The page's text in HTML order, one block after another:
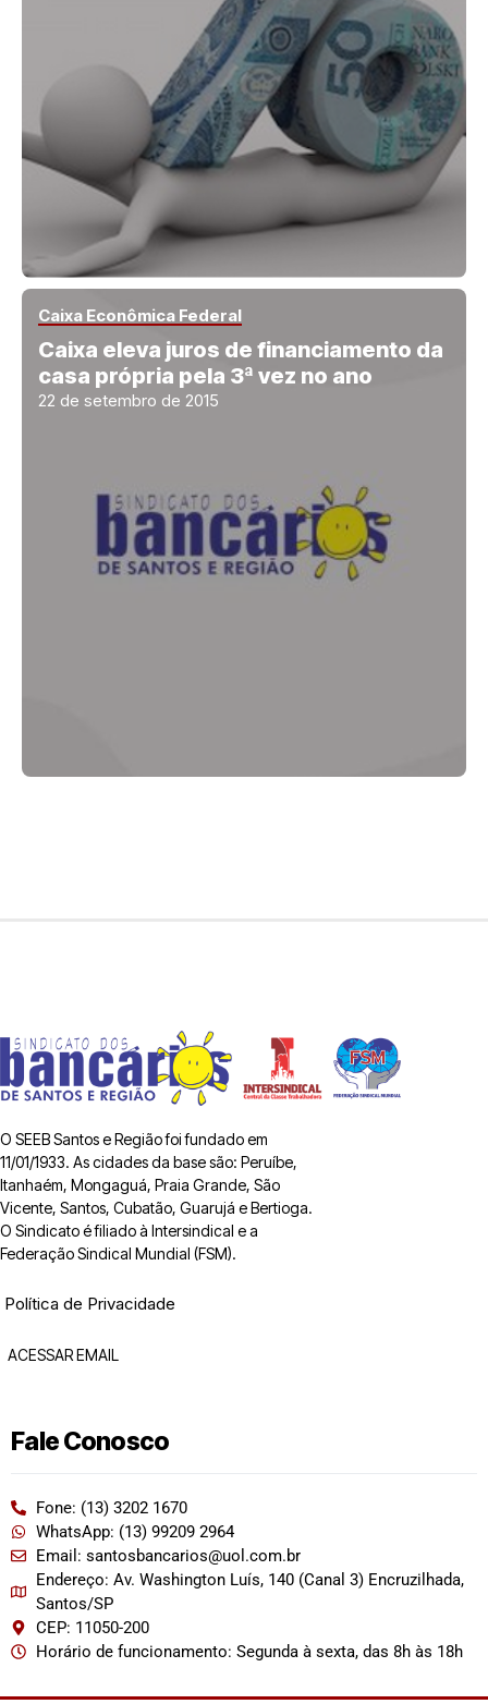
Caixa Econômica Federal
Caixa eleva juros de financiamento da
casa própria pela 3ª vez no ano
22 de setembro de 2015
O SEEB Santos e Região foi fundado em
11/01/1933. As cidades da base são: Peruíbe,
Itanhaém, Mongaguá, Praia Grande, São
Vicente, Santos, Cubatão, Guarujá e Bertioga.
O Sindicato é filiado à Intersindical e a
Federação Sindical Mundial (FSM).
Política de Privacidade
ACESSAR EMAIL
Fale Conosco
Fone: (13) 3202 1670
WhatsApp: (13) 99209 2964
Email: santosbancarios@uol.com.br
Endereço: Av. Washington Luís, 140 (Canal 3) Encruzilhada,
Santos/SP
CEP: 11050-200
Horário de funcionamento: Segunda à sexta, das 8h às 18h